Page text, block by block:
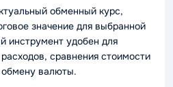
обменный курс,
значение для выбранной
инструмент удобен для
сравнения стоимости
обмену валюты.